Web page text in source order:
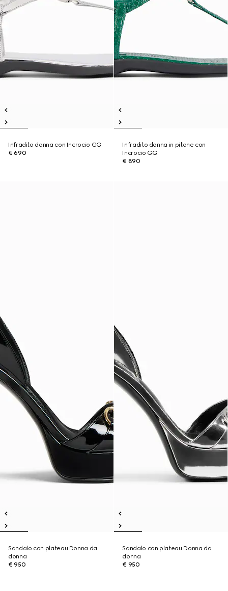
Infradito donna con Incrocio GG
€ 690
Infradito donna in pitone con
Incrocio GG
€ 890
Sandalo con plateau Donna da
donna
€ 950
Sandalo con plateau Donna da
donna
€ 950